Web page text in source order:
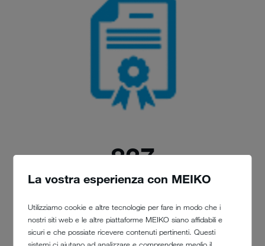
La vostra esperienza con MEIKO
Utilizziamo cookie e altre tecnologie per fare in modo che i
nostri siti web e le altre piattaforme MEIKO siano affidabili e
sicuri e che possiate ricevere contenuti pertinenti. Questi
837
brevetti MEIKO attivi in tutto il mondo